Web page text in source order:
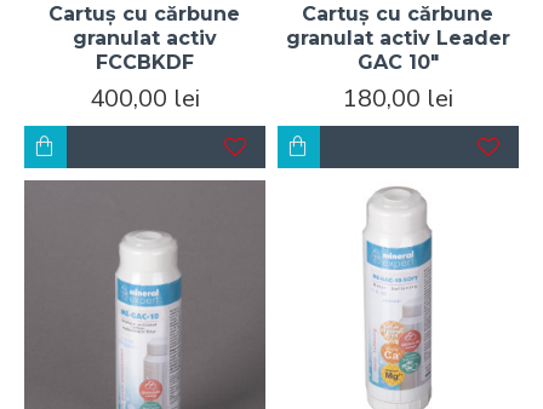
Cartuș cu cărbune
granulat activ
FCCBKDF
400,00 lei
Cartuș cu cărbune
granulat activ Leader
GAC 10"
180,00 lei